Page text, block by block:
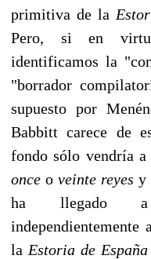
primitiva de la
Pero, si en
identificamos la
"borrador
supuesto por
Babbitt carece de
fondo sólo vendría a
once o veinte reyes y
ha llegado a
la Estoria de España